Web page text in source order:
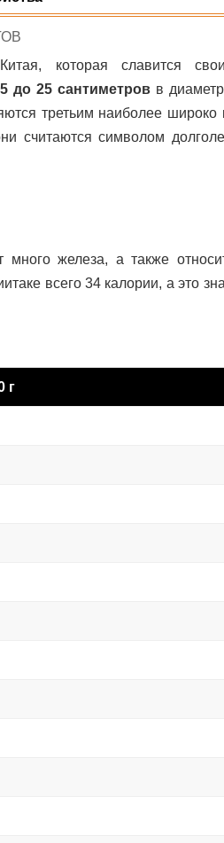
которая славится
5 до 25 сантиметровв
третьим наиболее широко
считаются символом
железа, а также
всего 34 калории, а это
г